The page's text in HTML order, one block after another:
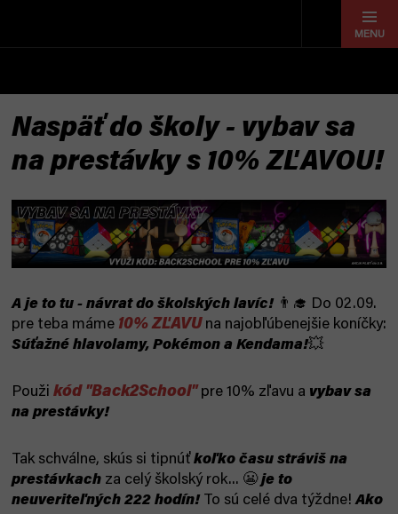
Naspäť do školy - vybav sa
na prestávky s 10% ZĽAVOU!
A je to tu - návrat do školských lavíc!👨‍🎓 Do 02.09.
pre teba máme 10% ZĽAVUna najobľúbenejšie koníčky:
Súťažné hlavolamy, Pokémon a Kendama!💥
Použi kód "Back2School"pre 10% zľavu a vybav sa
na prestávky!
Tak schválne, skús si tipnúťkoľko času stráviš na
prestávkach za celý školský rok... 😬je to
neuveriteľných 222 hodín!To sú celé dva týždne! Ako